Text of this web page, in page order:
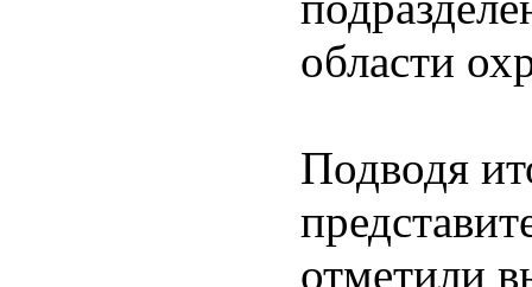
области
Подводя
отметили